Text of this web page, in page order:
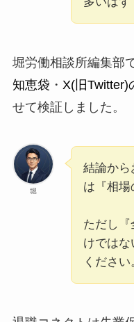
堀労働相談所編集部
知恵袋 ・ X(旧Twitter)
せて検証しました。
堀
結論から
は『相場
ただし『
けではな
ください